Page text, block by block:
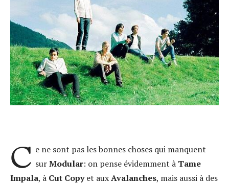
C e ne sont pas les bonnes choses qui manquent
surModular: on pense évidemment à Tame
Impala, à Cut Copyet auxAvalanches, mais aussi à des